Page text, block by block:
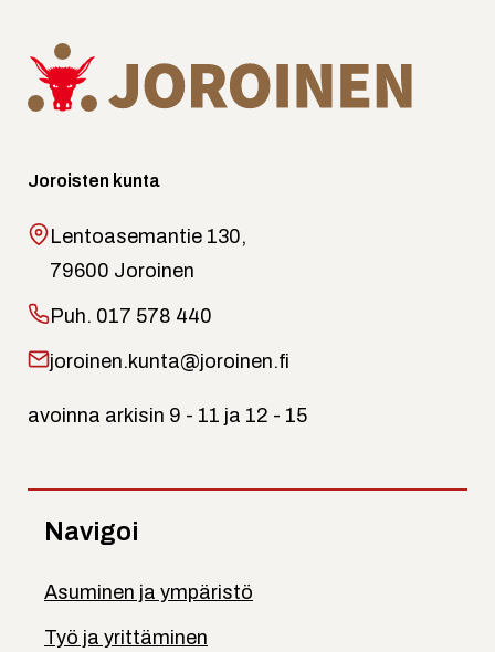
Joroisten kunta
Lentoasemantie 130,
79600 Joroinen
Puh. 017 578 440
joroinen.kunta@joroinen.fi
avoinna arkisin 9 - 11 ja 12 - 15
Navigoi
Asuminen ja ympäristö
Työ ja yrittäminen